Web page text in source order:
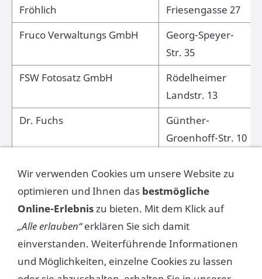
Fröhlich
Friesengasse 27
Fruco Verwaltungs GmbH
Georg-Speyer-
Str. 35
FSW Fotosatz GmbH
Rödelheimer
Landstr. 13
Dr. Fuchs
Günther-
Groenhoff-Str. 10
45
Füruns-Einkauf,Siemens AG
ZN
Birkenweg 8
Futurestep Deutschland
GmbH
Solmsstr. 8
Wir verwenden Cookies um unsere Website zu
optimieren und Ihnen das bestmögliche
Online-Erlebniszu bieten. Mit dem Klick auf
„Alle erlauben“erklären Sie sich damit
einverstanden. Weiterführende Informationen
und Möglichkeiten, einzelne Cookies zu lassen